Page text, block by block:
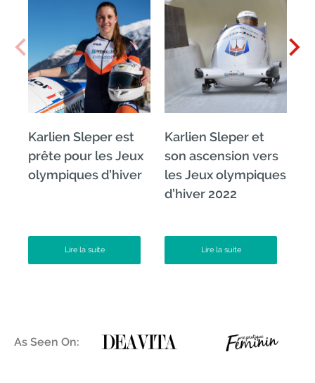
Karlien Sleper est
prête pour les Jeux
olympiques d’hiver
Lire la suite
Karlien Sleper et
son ascension vers
les Jeux olympiques
d’hiver 2022
Lire la suite
As Seen On: